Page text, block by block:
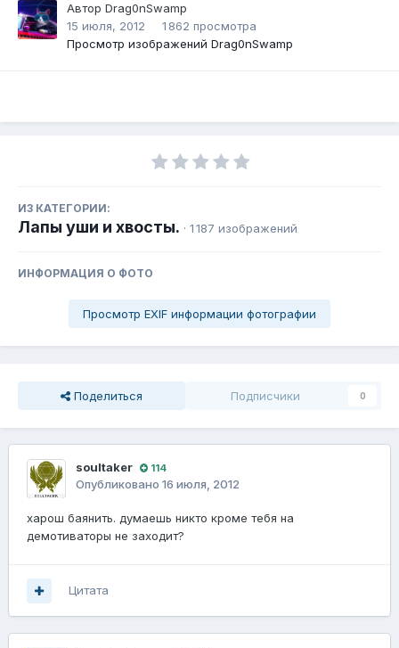
Автор Drag0nSwamp
15 июля, 2012
1 862 просмотра
Просмотр изображений Drag0nSwamp
ИЗ КАТЕГОРИИ:
Лапы уши и хвосты. · 1 187 изображений
ИНФОРМАЦИЯ О ФОТО
Просмотр EXIF информации фотографии
Поделиться Подписчики 0
soultaker 114
Опубликовано 16 июля, 2012
харош баянить. думаешь никто кроме тебя на
демотиваторы не заходит?
Цитата